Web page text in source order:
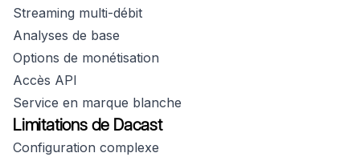
Streaming multi-débit
Analyses de base
Options de monétisation
Accès API
Service en marque blanche
Limitations de Dacast
Configuration complexe